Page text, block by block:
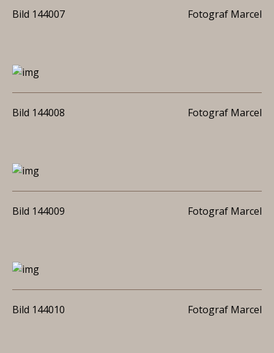
Bild 144007 Fotograf Marcel
Bild 144008 Fotograf Marcel
Bild 144009 Fotograf Marcel
Bild 144010 Fotograf Marcel